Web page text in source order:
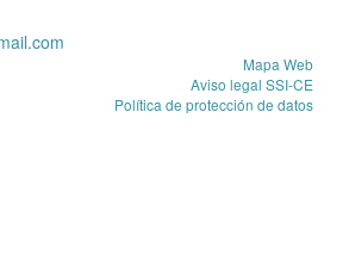
Mapa Web
Aviso legal SSI-CE
Política de protección de datos